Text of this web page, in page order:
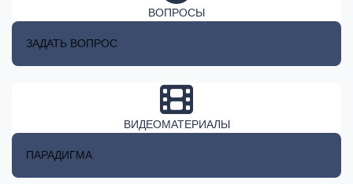
ВОПРОСЫ
ЗАДАТЬ ВОПРОС
ВИДЕОМАТЕРИАЛЫ
ПАРАДИГМА